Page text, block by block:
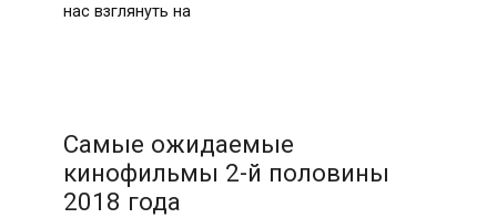
нас взглянуть на
Самые ожидаемые
кинофильмы 2-й половины
2018 года